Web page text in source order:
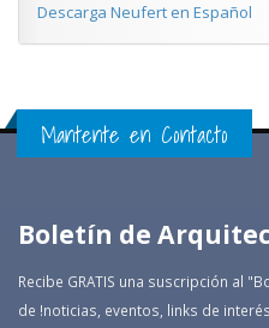
Descarga Neufert en Español
Mantente en Contacto
Boletín de
Recibe GRATIS una suscripción al
de !noticias, eventos, links de